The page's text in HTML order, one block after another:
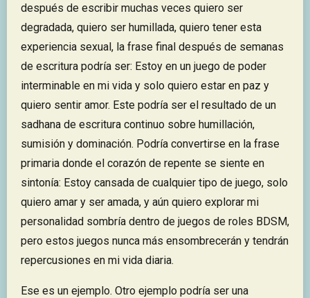
después de escribir muchas veces quiero ser
degradada, quiero ser humillada, quiero tener esta
experiencia sexual, la frase final después de semanas
de escritura podría ser: Estoy en un juego de poder
interminable en mi vida y solo quiero estar en paz y
quiero sentir amor. Este podría ser el resultado de un
sadhana de escritura continuo sobre humillación,
sumisión y dominación. Podría convertirse en la frase
primaria donde el corazón de repente se siente en
sintonía: Estoy cansada de cualquier tipo de juego, solo
quiero amar y ser amada, y aún quiero explorar mi
personalidad sombría dentro de juegos de roles BDSM,
pero estos juegos nunca más ensombrecerán y tendrán
repercusiones en mi vida diaria.
Ese es un ejemplo. Otro ejemplo podría ser una